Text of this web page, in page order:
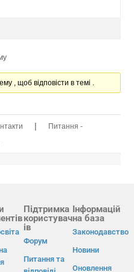
, щоб відповісти в темі .
|
Питання -
Підтримка
користувач
ів
Форум
Питання та
Інформацій
на база
Законодавство
Новини
Оновлення